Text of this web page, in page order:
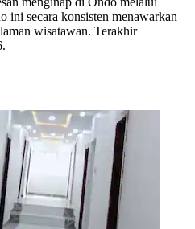
ini secara konsisten menawarkan
wisatawan. Terakhir
.